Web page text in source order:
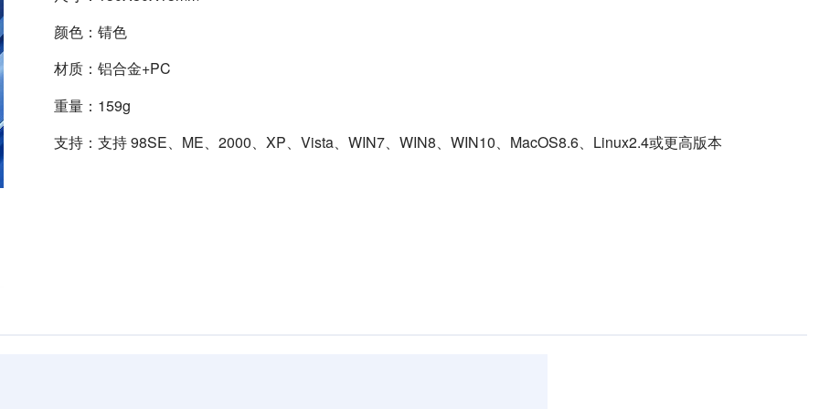
颜色：锖色
材质：铝合金+PC
重量：159g
支持：支持 98SE、ME、2000、XP、Vista、WIN7、WIN8、WIN10、MacOS8.6、Linux2.4或更高版本